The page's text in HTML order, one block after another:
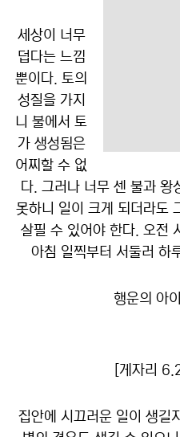
세상이 너무
덥다는 느낌
뿐이다. 토의
성질을 가지
니 불에서 토
가 생성됨은
어찌할 수 없
다. 그러나 너무 센 불과 왕
못하니 일이 크게 되더라도
살필 수 있어야 한다. 오전
아침 일찍부터 서둘러 하
행운의 아
[게자리
집안에 시끄러운 일이 생길